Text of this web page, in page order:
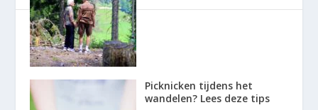
Picknicken tijdens het
wandelen? Lees deze tips